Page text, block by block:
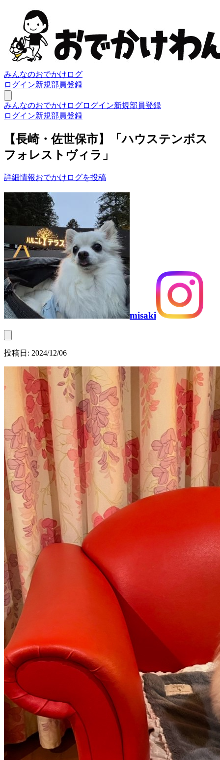
みんなのおでかけログ
ログイン新規部員登録
みんなのおでかけログログイン新規部員登録
ログイン新規部員登録
【長崎・佐世保市】「ハウステンボス
フォレストヴィラ」
詳細情報おでかけログを投稿
misaki
投稿日: 2024/12/06